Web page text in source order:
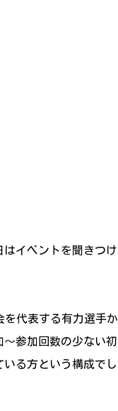
イベントを聞きつけ
を代表する有力選手か
参加回数の少ない初
る方という構成でし